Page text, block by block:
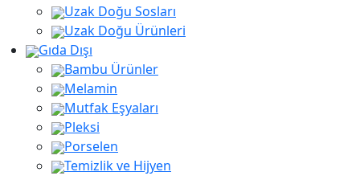
Uzak Doğu Sosları
Uzak Doğu Ürünleri
Gıda Dışı
Bambu Ürünler
Melamin
Mutfak Eşyaları
Pleksi
Porselen
Temizlik ve Hijyen